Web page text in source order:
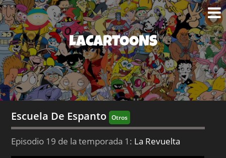
LACARTOONS
Escuela De Espanto Otros
Episodio 19 de la temporada 1: La Revuelta